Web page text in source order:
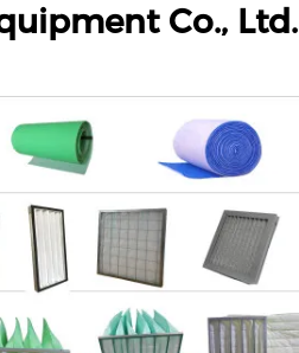
Co., Ltd.